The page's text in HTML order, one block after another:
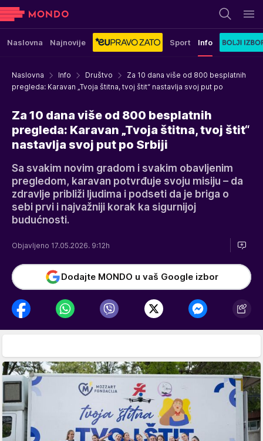
Naslovna Najnovije Sport Info
Naslovna Info Društvo
Za 10 dana više od 800 besplatnih
pregleda: Karavan „Tvoja štitna, tvoj štit“ nastavlja svoj put po
Za 10 dana više od 800 besplatnih
pregleda: Karavan „Tvoja štitna, tvoj štit“
nastavlja svoj put po Srbiji
Sa svakim novim gradom i svakim obavljenim
pregledom, karavan potvrđuje svoju misiju – da
zdravlje približi ljudima i podseti da je briga o
sebi prvi i najvažniji korak ka sigurnijoj
budućnosti.
Objavljeno 17.05.2026. 9:12h
Dodajte MONDO u vaš Google izbor